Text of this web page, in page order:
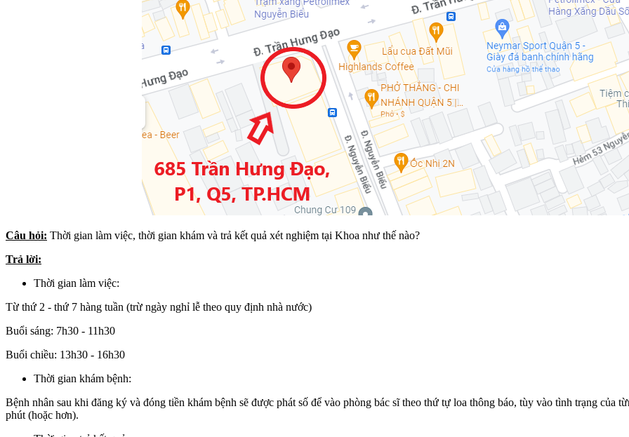
Câu hỏi: Thời gian làm việc, thời gian khám và trả kết quả xét nghiệm tại Khoa như thế nào?
Trả lời:
Thời gian làm việc:
Từ thứ 2 - thứ 7 hàng tuần (trừ ngày nghỉ lễ theo quy định nhà nước)
Buổi sáng: 7h30 - 11h30
Buổi chiều: 13h30 - 16h30
Thời gian khám bệnh:
Bệnh nhân sau khi đăng ký và đóng tiền khám bệnh sẽ được phát số để vào phòng bác sĩ theo thứ tự loa thông báo, tùy vào tình trạng của
phút (hoặc hơn).